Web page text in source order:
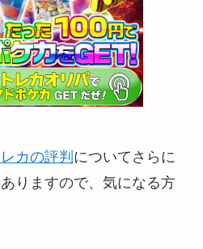
カの評判 についてさらに
りますので、気になる方